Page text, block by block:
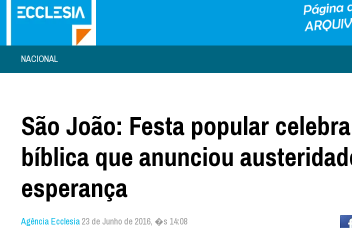
NACIONAL
São João: Festa popular
bíblica que anunciou
esperança
Agência Ecclesia23 de Junho de 2016, �s 14:08